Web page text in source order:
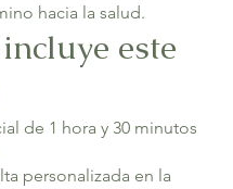
hacia la salud.
este
de 1 hora y 30 minutos
personalizada en la